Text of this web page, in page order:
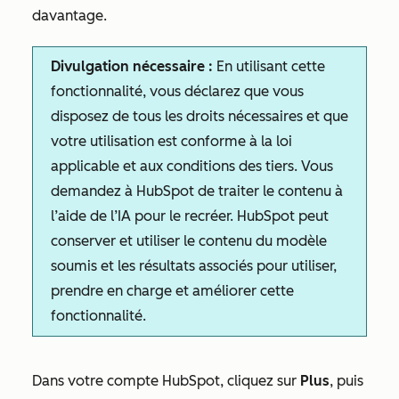
davantage.
Divulgation nécessaire : En utilisant cette
fonctionnalité, vous déclarez que vous
disposez de tous les droits nécessaires et que
votre utilisation est conforme à la loi
applicable et aux conditions des tiers. Vous
demandez à HubSpot de traiter le contenu à
l’aide de l’IA pour le recréer. HubSpot peut
conserver et utiliser le contenu du modèle
soumis et les résultats associés pour utiliser,
prendre en charge et améliorer cette
fonctionnalité.
Dans votre compte HubSpot, cliquez sur Plus, puis